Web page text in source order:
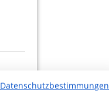
Datenschutzbestimmungen